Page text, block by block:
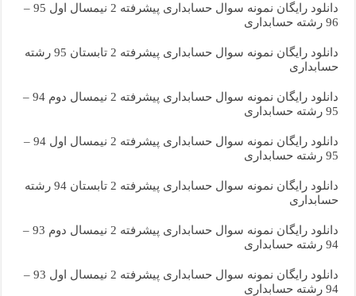
دانلود رایگان نمونه سوال حسابداری پیشرفته 2 نیمسال اول 95 –
96 رشته حسابداری
دانلود رایگان نمونه سوال حسابداری پیشرفته 2 تابستان 95 رشته
حسابداری
دانلود رایگان نمونه سوال حسابداری پیشرفته 2 نیمسال دوم 94 –
95 رشته حسابداری
دانلود رایگان نمونه سوال حسابداری پیشرفته 2 نیمسال اول 94 –
95 رشته حسابداری
دانلود رایگان نمونه سوال حسابداری پیشرفته 2 تابستان 94 رشته
حسابداری
دانلود رایگان نمونه سوال حسابداری پیشرفته 2 نیمسال دوم 93 –
94 رشته حسابداری
دانلود رایگان نمونه سوال حسابداری پیشرفته 2 نیمسال اول 93 –
94 رشته حسابداری